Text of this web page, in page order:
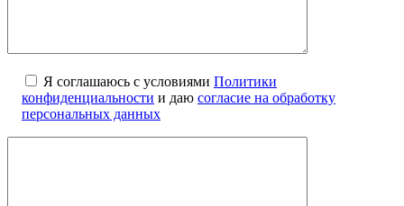
Я соглашаюсь с условиями Политики
конфиденциальности и даю согласие на обработку
персональных данных